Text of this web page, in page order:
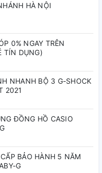
gỉ
HÀ NỘI
0% NGAY TRÊN
TÍN DỤNG)
NHANH BỘ 3 G-SHOCK
2021
ĐỒNG HỒ CASIO
BẢO HÀNH 5 NĂM
G